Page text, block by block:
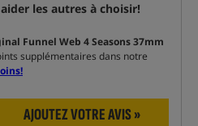
les autres à choisir!
Funnel Web 4 Seasons 37mm
supplémentaires dans notre
AJOUTEZ VOTRE AVIS »